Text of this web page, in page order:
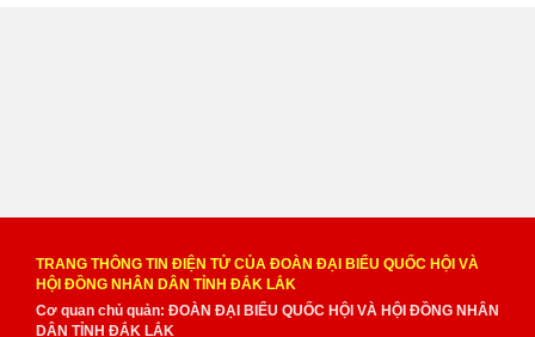
TRANG THÔNG TIN ĐIỆN TỬ CỦA ĐOÀN ĐẠI BIỂU QUỐC HỘI VÀ
HỘI ĐỒNG NHÂN DÂN TỈNH ĐẮK LẮK
Cơ quan chủ quản: ĐOÀN ĐẠI BIỂU QUỐC HỘI VÀ HỘI ĐỒNG NHÂN
DÂN TỈNH ĐẮK LẮK